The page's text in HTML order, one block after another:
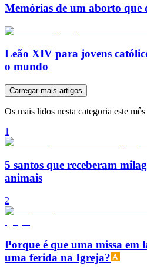
Memórias de um aborto que
Leão XIV para jovens
o mundo
Carregar mais artigos
Os mais lidos nesta categoria este mês
1
5 santos que receberam
animais
2
Porque é que uma missa
uma ferida na Igreja?